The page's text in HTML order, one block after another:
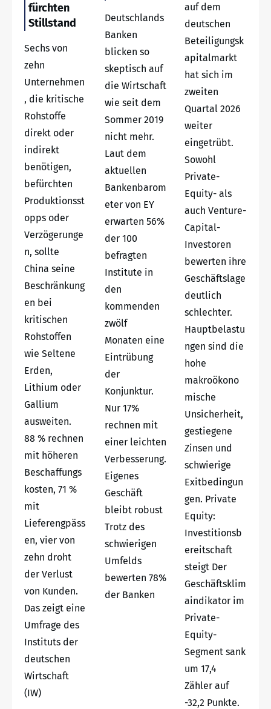
fürchten
Stillstand
Sechs von
zehn
Unternehmen
, die kritische
Rohstoffe
direkt oder
indirekt
benötigen,
befürchten
Produktionsst
opps oder
Verzögerunge
n, sollte
China seine
Beschränkung
en bei
kritischen
Rohstoffen
wie Seltene
Erden,
Lithium oder
Gallium
ausweiten.
88 % rechnen
mit höheren
Beschaffungs
kosten, 71 %
mit
Lieferengpäss
en, vier von
zehn droht
der Verlust
von Kunden.
Das zeigt eine
Umfrage des
Instituts der
deutschen
Wirtschaft
(IW)
Deutschlands
Banken
blicken so
skeptisch auf
die Wirtschaft
wie seit dem
Sommer 2019
nicht mehr.
Laut dem
aktuellen
Bankenbarom
eter von EY
erwarten 56%
der 100
befragten
Institute in
den
kommenden
zwölf
Monaten eine
Eintrübung
der
Konjunktur.
Nur 17%
rechnen mit
einer leichten
Verbesserung.
Eigenes
Geschäft
bleibt robust
Trotz des
schwierigen
Umfelds
bewerten 78%
der Banken
auf dem
deutschen
Beteiligungsk
apitalmarkt
hat sich im
zweiten
Quartal 2026
weiter
eingetrübt.
Sowohl
Private-
Equity- als
auch Venture-
Capital-
Investoren
bewerten ihre
Geschäftslage
deutlich
schlechter.
Hauptbelastu
ngen sind die
hohe
makroökono
mische
Unsicherheit,
gestiegene
Zinsen und
schwierige
Exitbedingun
gen. Private
Equity:
Investitionsb
ereitschaft
steigt Der
Geschäftsklim
aindikator im
Private-
Equity-
Segment sank
um 17,4
Zähler auf
-32,2 Punkte.